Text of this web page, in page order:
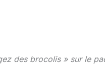
des brocolis » sur le